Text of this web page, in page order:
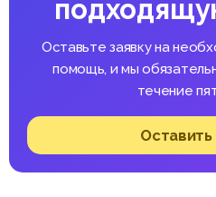
Оставьте заявку на
помощь, и мы
течение
Оставить